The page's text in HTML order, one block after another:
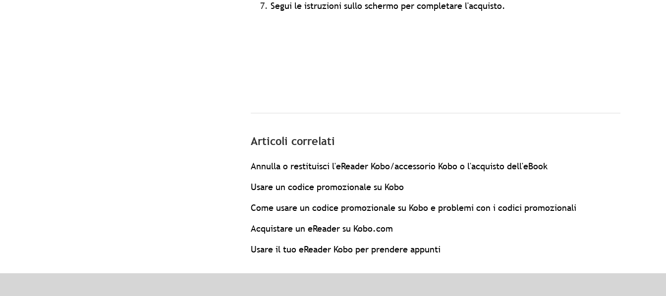
Segui le istruzioni sullo schermo per completare l'acquisto.
Articoli correlati
Annulla o restituisci l'eReader Kobo/accessorio Kobo o l'acquisto dell'eBook
Usare un codice promozionale su Kobo
Come usare un codice promozionale su Kobo e problemi con i codici promozionali
Acquistare un eReader su Kobo.com
Usare il tuo eReader Kobo per prendere appunti